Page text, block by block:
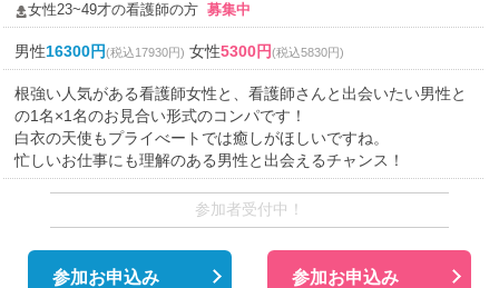
女性23~49才の看護師の方募集中
男性16300円(税込17930円) 女性5300円(税込5830円)
根強い人気がある看護師女性と、看護師さんと出会いたい男性と
の1名×1名のお見合い形式のコンパです！
白衣の天使もプライべートでは癒しがほしいですね。
忙しいお仕事にも理解のある男性と出会えるチャンス！
参加者受付中！
参加お申込み 参加お申込み